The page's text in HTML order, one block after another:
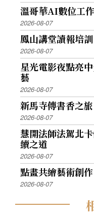
溫哥華AI數位工
2026-08-07
鳳山講堂讀報培
2026-08-07
星光電影夜點亮
藝
2026-08-07
新馬寺傳書香之
2026-08-07
慧開法師法駕北
續之道
2026-08-07
點畫共繪藝術創
2026-08-07